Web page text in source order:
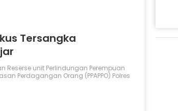
Tersangka
Reserse unit Perlindungan Perempuan
Perdagangan Orang (PPAPPO) Polres